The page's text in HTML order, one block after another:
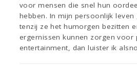
voor mensen die snel hun
hebben. In mijn persoonlijk leven
tenzij ze het humorgen bezitten
ergernissen kunnen zorgen voor
entertainment, dan luister ik